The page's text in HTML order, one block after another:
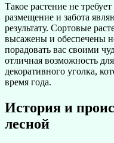
Такое растение не
размещение и забота
результату. Сортовые
высажены и обеспечены
порадовать вас своими
отличная возможность
декоративного уголка,
время года.
История и
лесной